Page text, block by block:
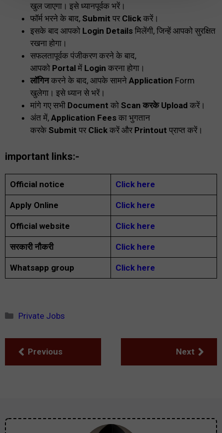
खुल जाएगा। इसे ध्यानपूर्वक भरें।
फॉर्म भरने के बाद, Submit पर Click करें।
इसके बाद आपको Login Details मिलेंगी, जिन्हें आपको सुरक्षित
रखना होगा।
सफलतापूर्वक पंजीकरण करने के बाद,
आपको Portal में Login करना होगा।
लॉगिनकरने के बाद, आपके सामने Application Form
खुलेगा। इसे ध्यान से भरें।
मांगे गए सभी Document को Scan करके Upload करें।
अंत में, Application Fees का भुगतान
करके Submit पर Click करें और Printout प्राप्त करें।
important links:-
Official notice Click here
Apply Online Click here
Official website Click here
सरकारी नौकरी Click here
Whatsapp group Click here
Categories
Private Jobs
Previous Next